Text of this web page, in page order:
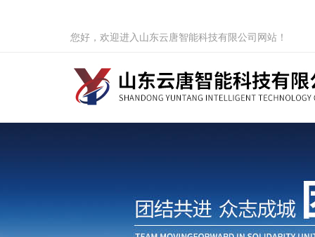
您好，欢迎进入山东云唐智能科技有限公司网站！